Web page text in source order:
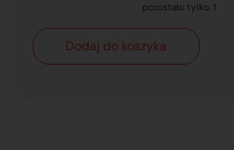
pozostało tylko: 1
Dodaj do koszyka